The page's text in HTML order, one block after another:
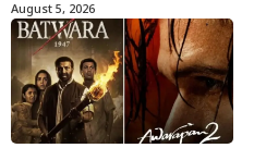
August 5, 2026